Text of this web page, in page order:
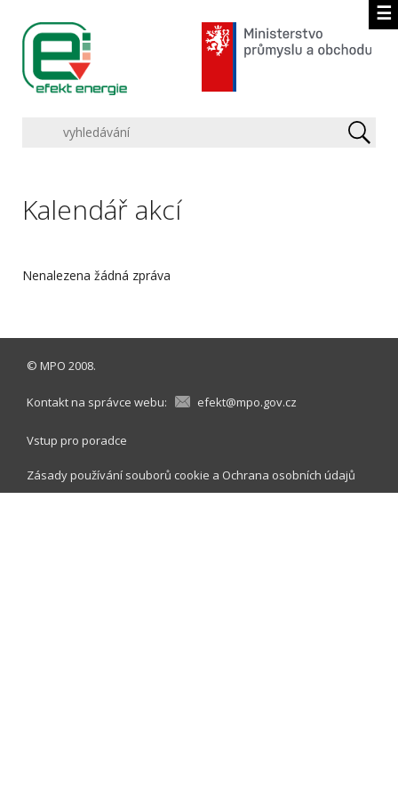
☰
Kalendář akcí
Nenalezena žádná zpráva
© MPO 2008.
Kontakt na správce webu: efekt@mpo.gov.cz
Vstup pro poradce
Zásady používání souborů cookie a Ochrana osobních údajů